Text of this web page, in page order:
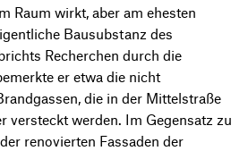
Raum wirkt, aber am ehesten
Bausubstanz des
Recherchen durch die
er etwa die nicht
die in der Mittelstraße
versteckt werden. Im Gegensatz zu
renovierten Fassaden der